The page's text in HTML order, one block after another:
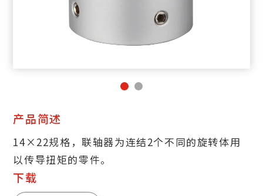
产品简述
14×22规格，联轴器为连结2个不同的旋转体用
以传导扭矩的零件。
下载